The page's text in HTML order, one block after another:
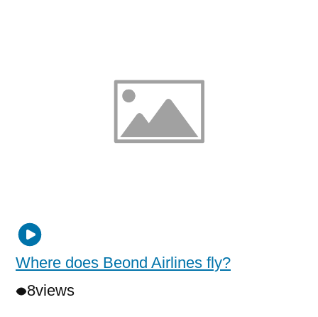
Where does Beond Airlines fly?
8views